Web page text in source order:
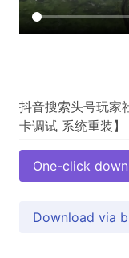
抖音搜索头号玩家
One-click
Download via